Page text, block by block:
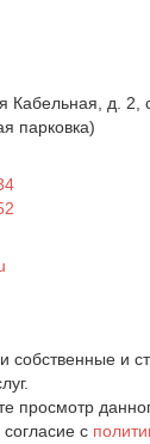
Кабельная, д. 2,
парковка)
собственные и
просмотр
с